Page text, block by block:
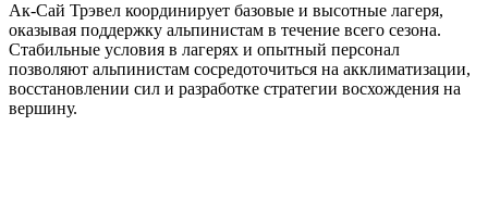
Ак-Сай Трэвел координирует базовые и высотные лагеря,
оказывая поддержку альпинистам в течение всего сезона.
Стабильные условия в лагерях и опытный персонал
позволяют альпинистам сосредоточиться на акклиматизации,
восстановлении сил и разработке стратегии восхождения на
вершину.